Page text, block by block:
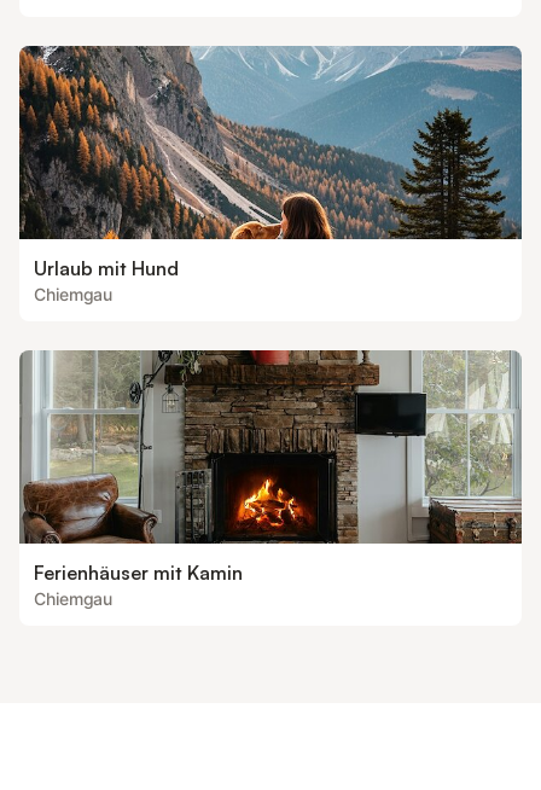
Urlaub mit Hund
Chiemgau
Ferienhäuser mit Kamin
Chiemgau